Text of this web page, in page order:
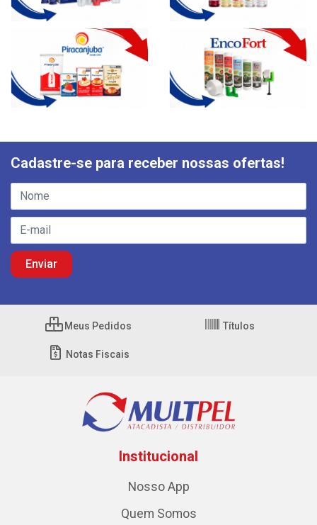
Cadastre-se para receber nossas ofertas!
Meus Pedidos Títulos
Notas Fiscais
Institucional
Nosso App
Quem Somos